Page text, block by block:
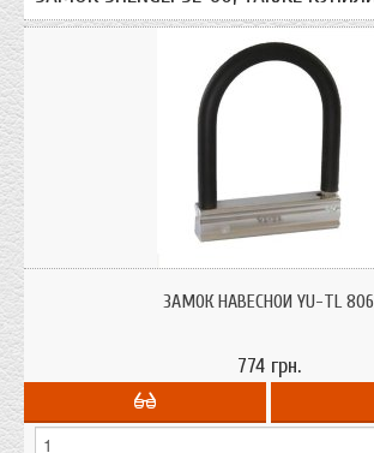
мм; расстояние между дужками - 120 мм.
ЗАМОК НАВЕСНОЙ YU-TL 806
774 грн.